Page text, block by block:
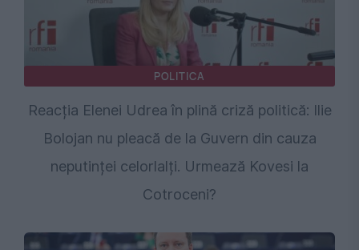
POLITICA
Reacția Elenei Udrea în plină criză politică: Ilie
Bolojan nu pleacă de la Guvern din cauza
neputinței celorlalți. Urmează Kovesi la
Cotroceni?